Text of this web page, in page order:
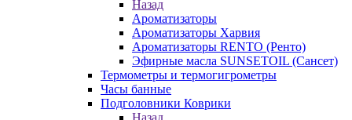
Назад
Ароматизаторы
Ароматизаторы Харвия
Ароматизаторы RENTO (Ренто)
Эфирные масла SUNSETOIL (Сансет)
Термометры и термогигрометры
Часы банные
Подголовники Коврики
Назад